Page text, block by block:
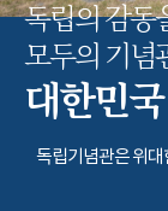
독립의 감동
모두의 기념
대한민
독립기념관은 위대